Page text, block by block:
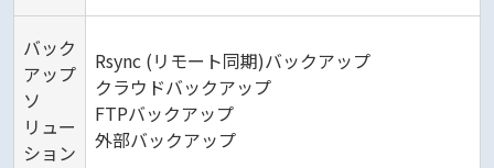
バック
アップ
ソ
リュー
ション
Rsync (リモート同期)バックアップ
クラウドバックアップ
FTPバックアップ
外部バックアップ